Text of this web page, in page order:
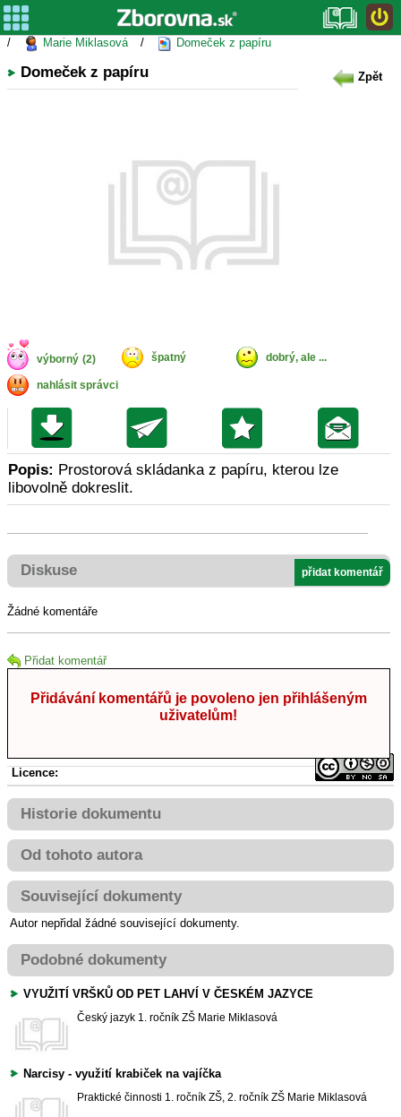
/ Marie Miklasová / Domeček z papíru
Domeček z papíru Zpět
výborný (2) špatný dobrý, ale ...
nahlásit správci
Popis: Prostorová skládanka z papíru, kterou lze
libovolně dokreslit.
Diskuse přidat komentář
Žádné komentáře
Přidat komentář
Přidávání komentářů je povoleno jen přihlášeným
uživatelům!
Licence:
Historie dokumentu
Od tohoto autora
Související dokumenty
Autor nepřidal žádné související dokumenty.
Podobné dokumenty
VYUŽITÍ VRŠKŮ OD PET LAHVÍ V ČESKÉM JAZYCE
Český jazyk 1. ročník ZŠ Marie Miklasová
Narcisy - využití krabiček na vajíčka
Praktické činnosti 1. ročník ZŠ, 2. ročník ZŠ Marie Miklasová